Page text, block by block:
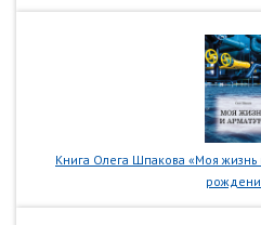
Книга Олега Шпакова «Моя жизнь